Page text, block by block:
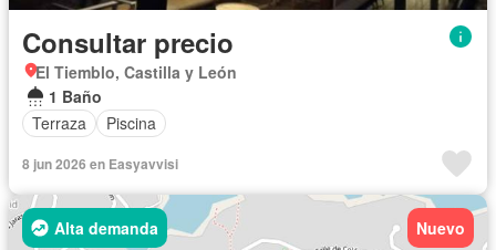
Consultar precio
El Tiemblo, Castilla y León
1 Baño
Terraza
Piscina
8 jun 2026 en Easyavvisi
Alta demanda Nuevo